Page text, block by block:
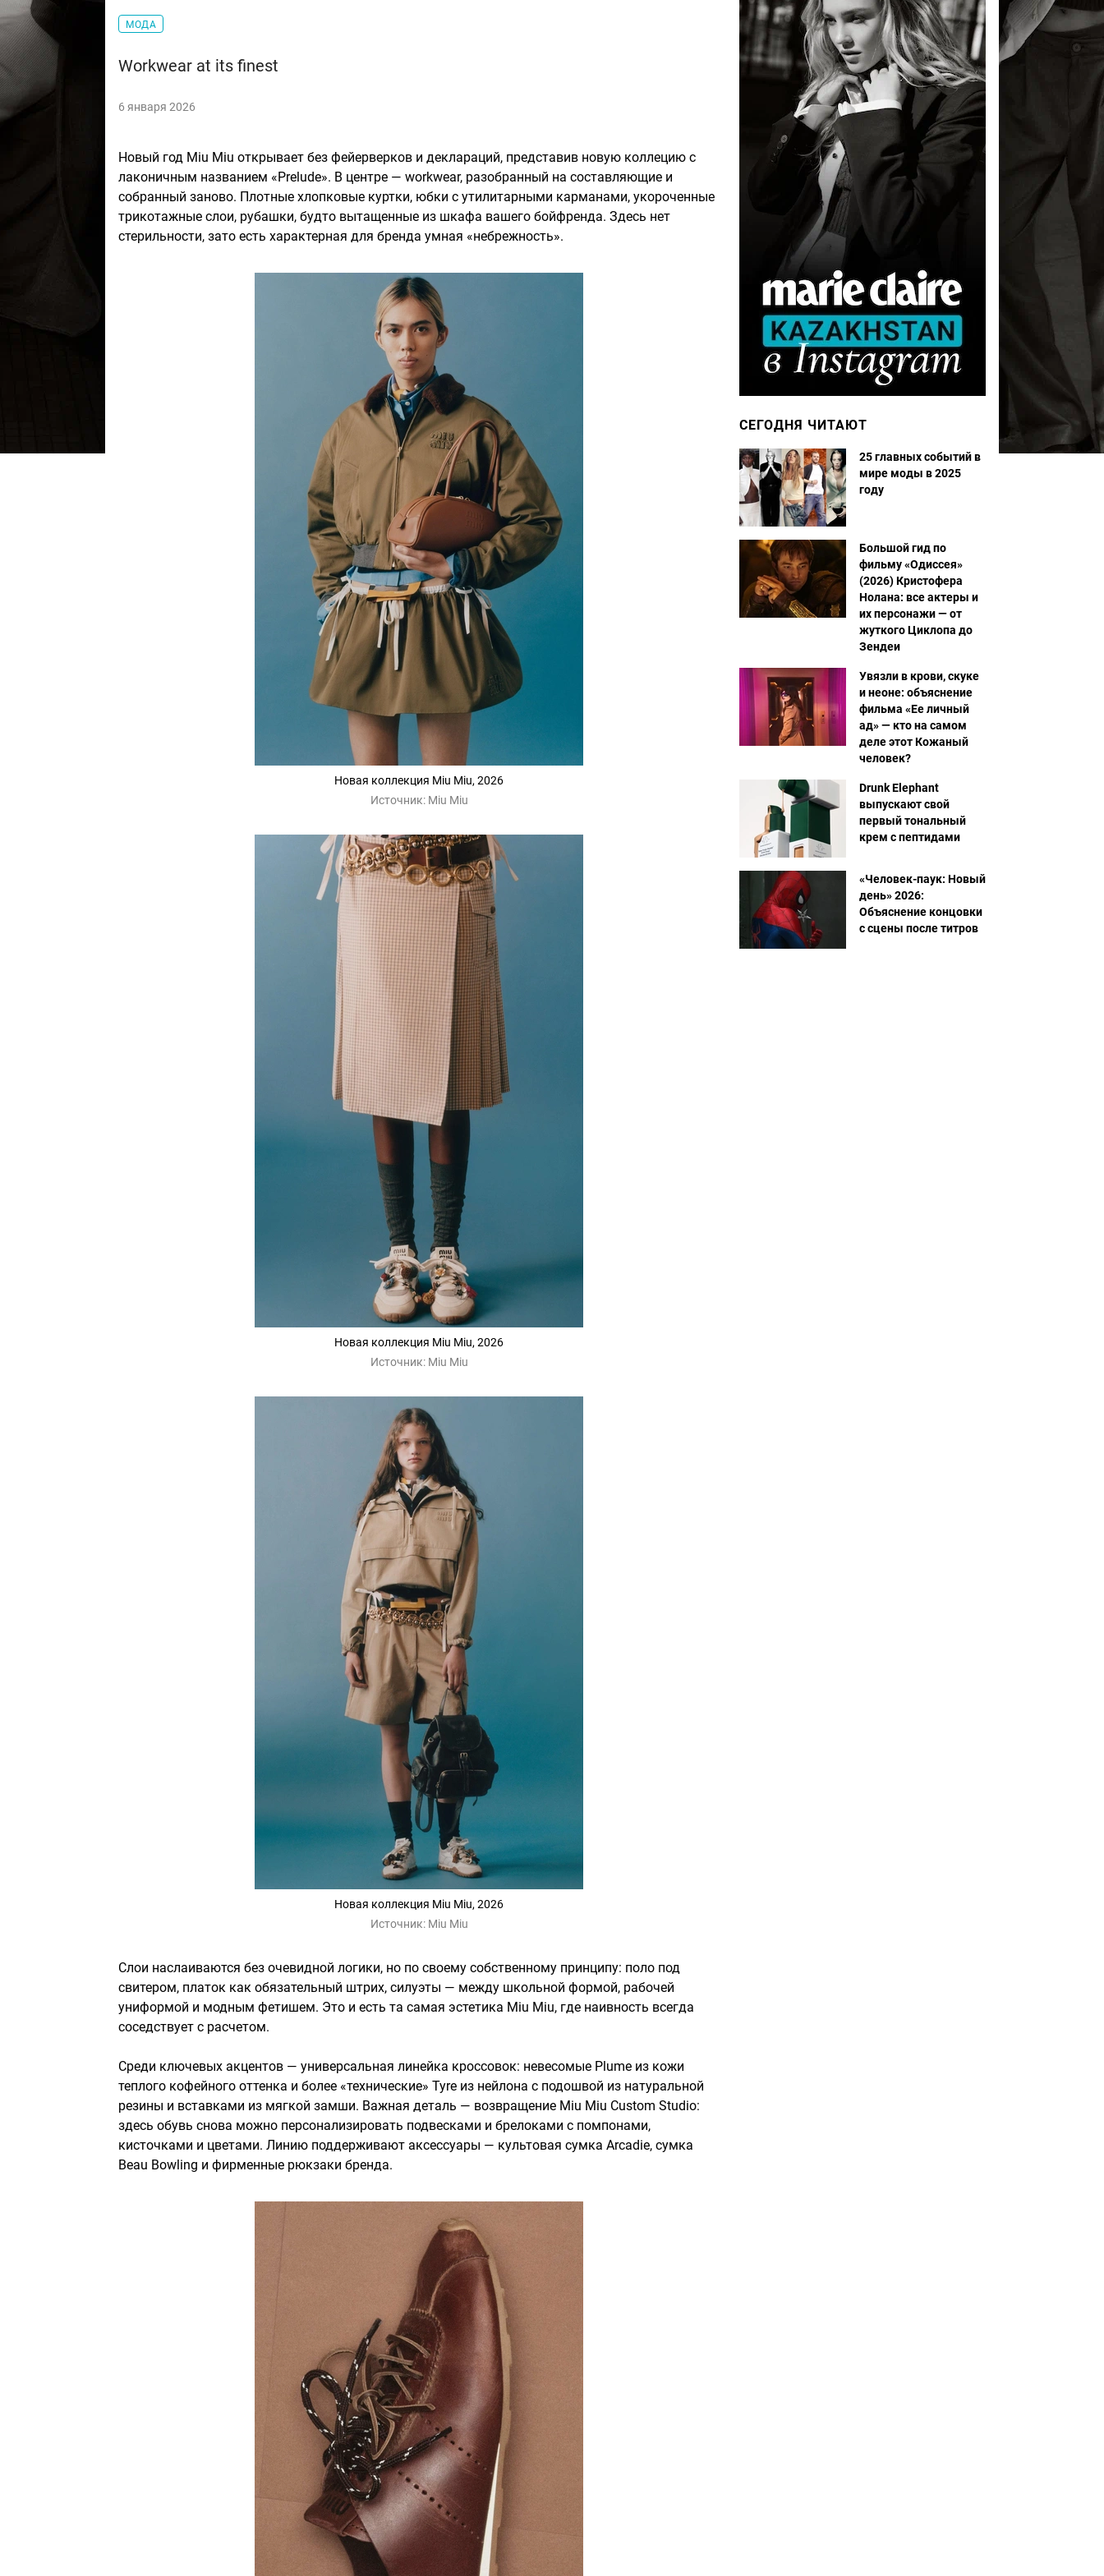
МОДА
Workwear at its finest
6 января 2026
Новый год Miu Miu открывает без фейерверков и деклараций, представив новую коллецию с
лаконичным названием «Prelude». В центре — workwear, разобранный на составляющие и
собранный заново. Плотные хлопковые куртки, юбки с утилитарными карманами, укороченные
трикотажные слои, рубашки, будто вытащенные из шкафа вашего бойфренда. Здесь нет
стерильности, зато есть характерная для бренда умная «небрежность».
Новая коллекция Miu Miu, 2026
Источник: Miu Miu
Новая коллекция Miu Miu, 2026
Источник: Miu Miu
Новая коллекция Miu Miu, 2026
Источник: Miu Miu
Слои наслаиваются без очевидной логики, но по своему собственному принципу: поло под
свитером, платок как обязательный штрих, силуэты — между школьной формой, рабочей
униформой и модным фетишем. Это и есть та самая эстетика Miu Miu, где наивность всегда
соседствует с расчетом.
Среди ключевых акцентов — универсальная линейка кроссовок: невесомые Plume из кожи
теплого кофейного оттенка и более «технические» Tyre из нейлона с подошвой из натуральной
резины и вставками из мягкой замши. Важная деталь — возвращение Miu Miu Custom Studio:
здесь обувь снова можно персонализировать подвесками и брелоками с помпонами,
кисточками и цветами. Линию поддерживают аксессуары — культовая сумка Arcadie, сумка
Beau Bowling и фирменные рюкзаки бренда.
СЕГОДНЯ ЧИТАЮТ
25 главных событий в
мире моды в 2025
году
Большой гид по
фильму «Одиссея»
(2026) Кристофера
Нолана: все актеры и
их персонажи — от
жуткого Циклопа до
Зендеи
Увязли в крови, скуке
и неоне: объяснение
фильма «Ее личный
ад» — кто на самом
деле этот Кожаный
человек?
Drunk Elephant
выпускают свой
первый тональный
крем с пептидами
«Человек-паук: Новый
день» 2026:
Объяснение концовки
с сцены после титров